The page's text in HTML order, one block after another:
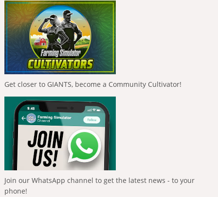
Get closer to GIANTS, become a Community Cultivator!
Join our WhatsApp channel to get the latest news - to your
phone!